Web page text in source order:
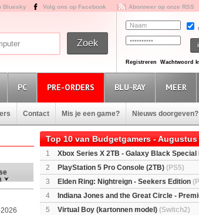
Bluesky Volg ons op Facebook Abonneer op onze RSS
Registreren Wachtwoord
PC PRE-ORDERS BLU-RAY MEER
Contact Mis je een game? Nieuws doorgeven?
Top 10 van Budgetgamers - Augustus
1
Xbox Series X 2TB - Galaxy Black Special
(XboxSeriesX)
2 PlayStation 5 Pro Console (2TB) (PS5)
3
Elden Ring: Nightreign - Seekers Edition
4
Indiana Jones and the Great Circle -
Edition(PS5)
5 Virtual Boy (kartonnen model) (Switch2)